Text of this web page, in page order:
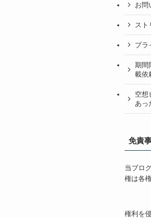
お問
スト
プラ
期間
載依
空想
あっ
免責
当ブロ
権は各
権利を